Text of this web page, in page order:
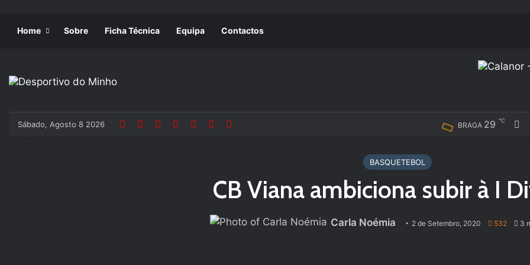
Home Sobre Ficha Técnica Equipa Contactos
Sábado, Agosto 8 2026 BRAGA 29 ℃
BASQUETEBOL
CB Viana ambiciona subir à I
Carla Noémia 2 de Setembro, 2020 532 3